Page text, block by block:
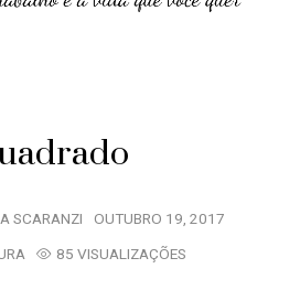
SCARANZI OUTUBRO 19, 2017
85 VISUALIZAÇÕES